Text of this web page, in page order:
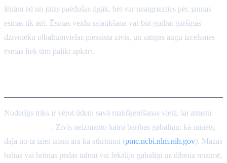
lēnām ēd un jūtas paēdušas ilgāk, bet var neatgriezties pēc jaunas
ēsmas tik ātri. Ēsmas veidu sajaukšana var būt gudra: garšīgās
dzīvnieku olbaltumvielas piesaista zivis, un sātīgās augu izcelsmes
ēsmas liek tām palikt apkārt.
Noderīgs triks ir vērot ūdeni savā makšķerēšanas vietā, lai atrastu
. Zivis neizmanto katru barības gabaliņu: kā minēts,
daļa no tā iziet taisni ārā kā atkritumi (pmc.ncbi.nlm.nih.gov). Mazas
baltas vai brūnas pēdas ūdenī vai fekāliju gabaliņi uz dibena nozīmē,